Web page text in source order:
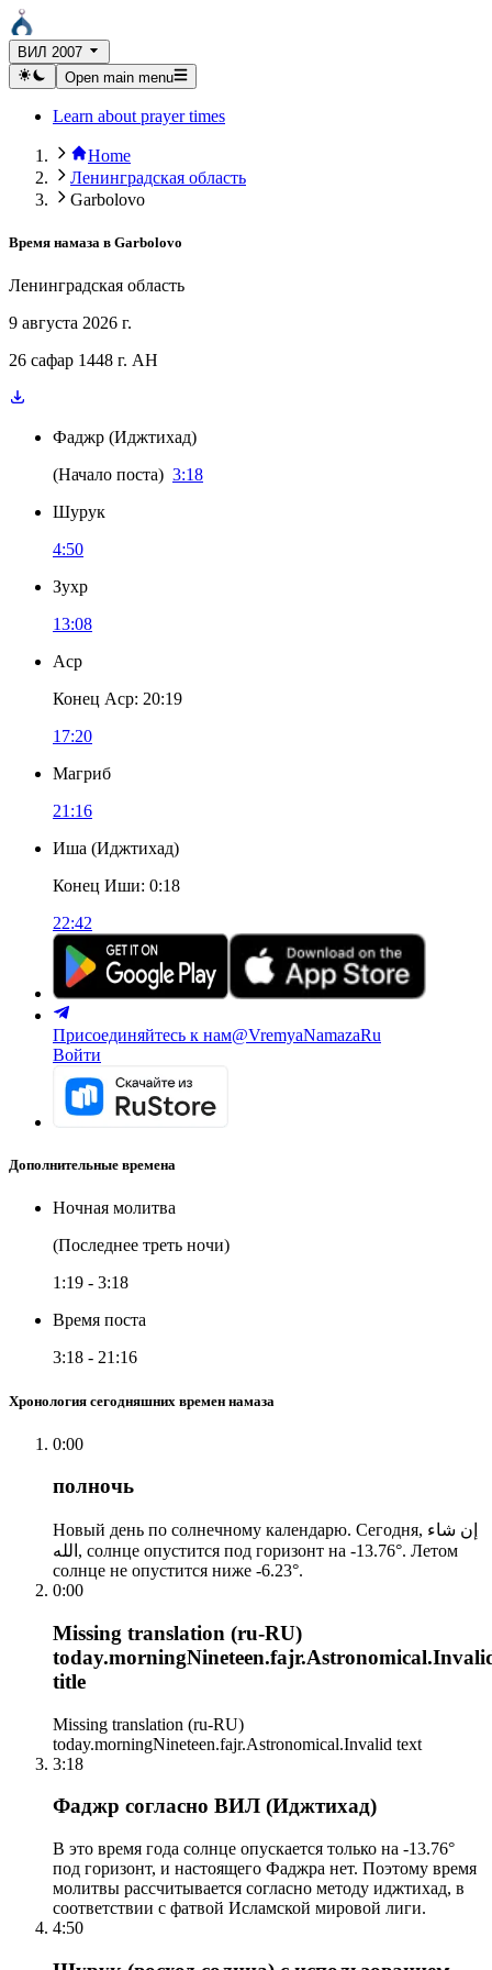
ВИЛ 2007
Open main menu
Learn about prayer times
Home
Ленинградская область
Garbolovo
Время намаза в Garbolovo
Ленинградская область
9 августа 2026 г.
26 сафар 1448 г. AH
Фаджр (Иджтихад)
(Начало поста) 3:18
Шурук
4:50
Зухр
13:08
Аср
Конец Аср: 20:19
17:20
Магриб
21:16
Иша (Иджтихад)
Конец Иши: 0:18
22:42
Присоединяйтесь к нам@VremyaNamazaRu
Войти
Дополнительные времена
Ночная молитва
(Последнее треть ночи)
1:19 - 3:18
Время поста
3:18 - 21:16
Хронология сегодняшних времен намаза
0:00
полночь
Новый день по солнечному календарю. Сегодня, إن شاء
الله, солнце опустится под горизонт на -13.76°. Летом
солнце не опустится ниже -6.23°.
0:00
Missing translation (ru-RU)
title
Missing translation (ru-RU)
today.morningNineteen.fajr.Astronomical.Invalid text
3:18
Фаджр согласно ВИЛ (Иджтихад)
В это время года солнце опускается только на -13.76°
под горизонт, и настоящего Фаджра нет. Поэтому время
молитвы рассчитывается согласно методу иджтихад, в
соответствии с фатвой Исламской мировой лиги.
4:50